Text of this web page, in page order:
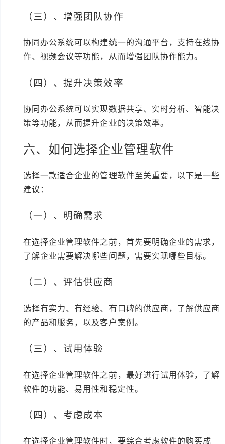
（三）、增强团队协作
协同办公系统可以构建统一的沟通平台，支持在线协
作、视频会议等功能，从而增强团队协作能力。
（四）、提升决策效率
协同办公系统可以实现数据共享、实时分析、智能决
策等功能，从而提升企业的决策效率。
六、如何选择企业管理软件
选择一款适合企业的管理软件至关重要，以下是一些
建议：
（一）、明确需求
在选择企业管理软件之前，首先要明确企业的需求，
了解企业需要解决哪些问题，需要实现哪些目标。
（二）、评估供应商
选择有实力、有经验、有口碑的供应商，了解供应商
的产品和服务，以及客户案例。
（三）、试用体验
在选择企业管理软件之前，最好进行试用体验，了解
软件的功能、易用性和稳定性。
（四）、考虑成本
在选择企业管理软件时，要综合考虑软件的购买成